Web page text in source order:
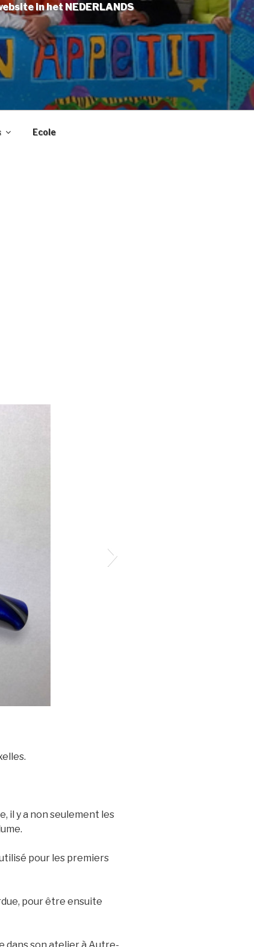
in het NEDERLANDS
Ecole
il y a non seulement les
pour les premiers
pour être ensuite